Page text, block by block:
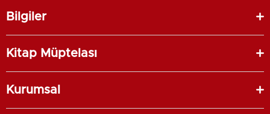
Bilgiler
Kitap Müptelası
Kurumsal